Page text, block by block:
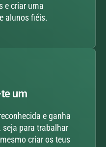
e criar uma
alunos fiéis.
um
e ganha
para trabalhar
criar os teus